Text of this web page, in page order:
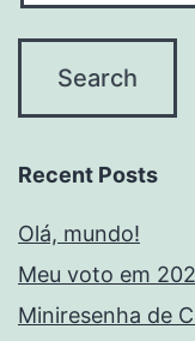
Recent Posts
Olá, mundo!
Meu voto em
Miniresenha de